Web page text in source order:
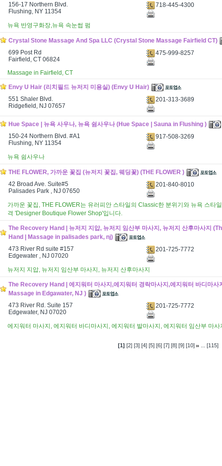
156-17 Northern Blvd.
Flushing, NY 11354
718-445-4300
뉴욕 반영구화장,뉴욕 속눈썹 펌
Crystal Stone Massage And Spa LLC (Crystal Stone Massage Fairfield CT)
699 Post Rd
Fairfield, CT 06824
475-999-8257
Massage in Fairfield, CT
Envy U Hair (리치필드 뉴저지 미용실) (Envy U Hair)
551 Shaler Blvd.
Ridgefield, NJ 07657
201-313-3689
Hue Space | 뉴욕 사우나, 뉴욕 쉼사우나 (Hue Space | Sauna in Flushing )
150-24 Northern Blvd. #A1
Flushing, NY 11354
917-508-3269
뉴욕 쉼사우나
THE FLOWER, 가까운 꽃집 (뉴저지 꽃집, 웨딩꽃) (THE FLOWER )
42 Broad Ave. Suite#5
Palisades Park , NJ 07650
201-840-8010
가까운 꽃집, THE FLOWER는 유러피안 스타일의 Classic한 분위기와 뉴욕 스타
격 'Designer Boutique Flower Shop'입니다.
The Recovery Hand | 뉴저지 지압, 뉴저지 임산부 마사지, 뉴저지 산후마사지
Hand | Massage in palisades park, nj)
473 River Rd suite #157
Edgewater , NJ 07020
201-725-7772
뉴저지 지압, 뉴저지 임산부 마사지, 뉴저지 산후마사지
The Recovery Hand | 에지워터 마사지,에지워터 경락마사지,에지워터 바디마사
Massage in Edgawater, NJ )
473 River Rd. Suite 157
Edgewater, NJ 07020
201-725-7772
에지워터 마사지, 에지워터 바디마사지, 에지워터 발마사지, 에지워터 임산부 마
[1] [2] [3] [4] [5] [6] [7] [8] [9] [10] ... [115]